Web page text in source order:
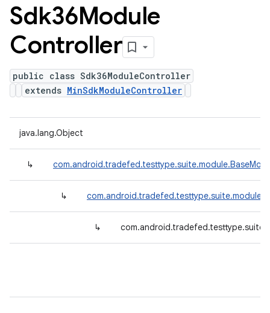
Sdk36Module
Controller
public class Sdk36ModuleController
extends MinSdkModuleController
java.lang.Object
↳
↳
↳